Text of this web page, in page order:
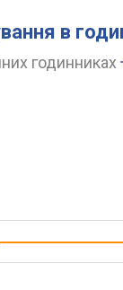
в
годинниках